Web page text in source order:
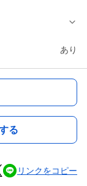
あり
る
リンクをコピー